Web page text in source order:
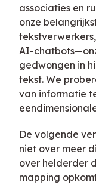
associaties en
onze
AI-
gedwongen in
tekst. We
van informatie
De volgende
niet over meer
over helderder
mapping